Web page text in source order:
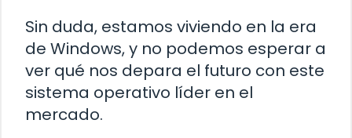
Sin duda, estamos viviendo en la era
de Windows, y no podemos esperar a
ver qué nos depara el futuro con este
sistema operativo líder en el
mercado.